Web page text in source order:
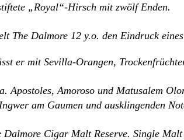
„Royal“-Hirsch mit zwölf Enden.
The Dalmore 12 y.o. den Eindruck
er mit Sevilla-Orangen,
Amoroso und Matusalem
am Gaumen und ausklingenden
Cigar Malt Reserve. Single